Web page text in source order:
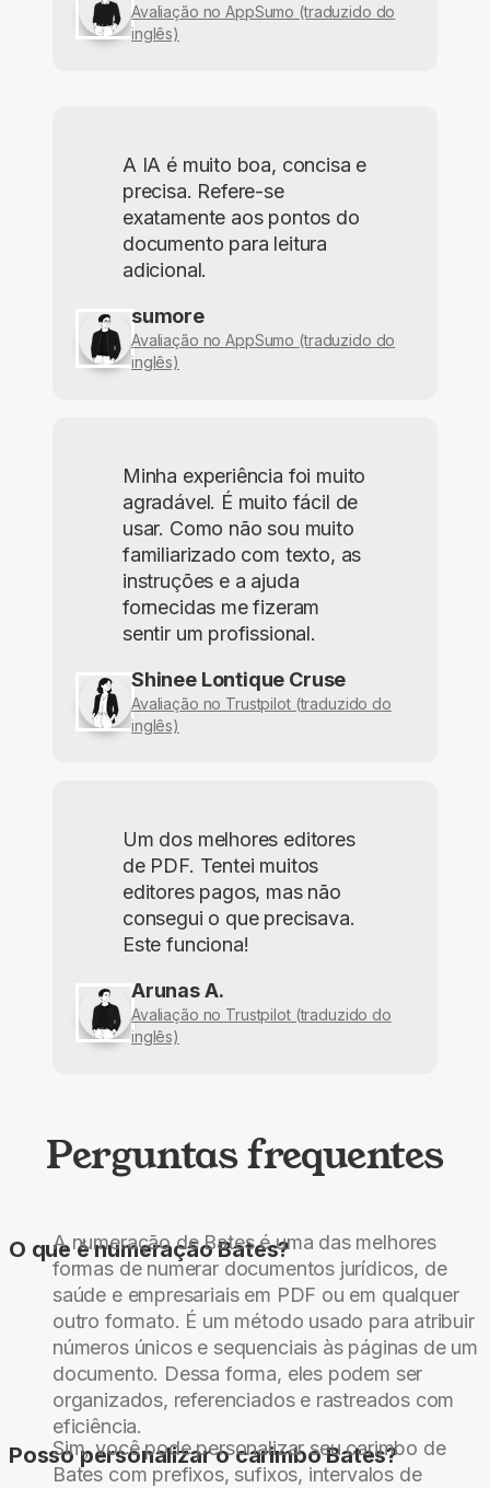
Avaliação no AppSumo (traduzido do
inglês)
A IA é muito boa, concisa e
precisa. Refere-se
exatamente aos pontos do
documento para leitura
adicional.
sumore
Avaliação no AppSumo (traduzido do
inglês)
Minha experiência foi muito
agradável. É muito fácil de
usar. Como não sou muito
familiarizado com texto, as
instruções e a ajuda
fornecidas me fizeram
sentir um profissional.
Shinee Lontique Cruse
Avaliação no Trustpilot (traduzido do
inglês)
Um dos melhores editores
de PDF. Tentei muitos
editores pagos, mas não
consegui o que precisava.
Este funciona!
Arunas A.
Avaliação no Trustpilot (traduzido do
inglês)
Perguntas frequentes
O que é numeração Bates?
A numeração de Bates é uma das melhores
formas de numerar documentos jurídicos, de
saúde e empresariais em PDF ou em qualquer
outro formato. É um método usado para atribuir
números únicos e sequenciais às páginas de um
documento. Dessa forma, eles podem ser
organizados, referenciados e rastreados com
eficiência.
Posso personalizar o carimbo Bates?
Sim, você pode personalizar seu carimbo de
Bates com prefixos, sufixos, intervalos de